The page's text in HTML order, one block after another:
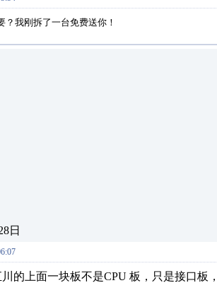
？我刚拆了一台免费送你！
日
的上面一块板不是CPU 板，只是接口